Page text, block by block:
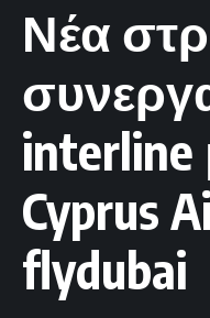
Νέα
interline
Cyprus
flydubai